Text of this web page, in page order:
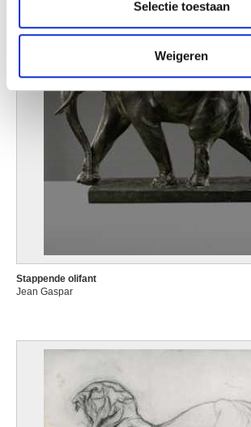
informatie die u aan ze heeft verstrekt of
verzameld op basis van uw gebruik van
Selectie toestaan
Weigeren
Stappende olifant
Jean Gaspar